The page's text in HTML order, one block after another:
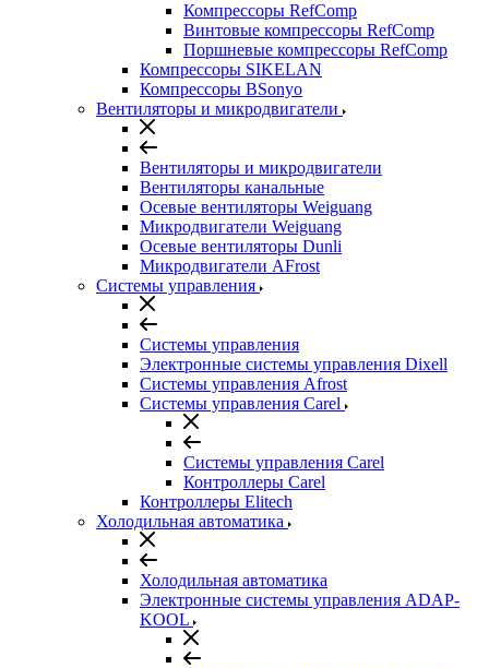
Компрессоры RefComp
Винтовые компрессоры RefComp
Поршневые компрессоры RefComp
Компрессоры SIKELAN
Компрессоры BSonyo
Вентиляторы и микродвигатели
Вентиляторы и микродвигатели
Вентиляторы канальные
Осевые вентиляторы Weiguang
Микродвигатели Weiguang
Осевые вентиляторы Dunli
Микродвигатели AFrost
Системы управления
Системы управления
Электронные системы управления Dixell
Системы управления Afrost
Системы управления Carel
Системы управления Carel
Контроллеры Carel
Контроллеры Elitech
Холодильная автоматика
Холодильная автоматика
Электронные системы управления ADAP-
KOOL